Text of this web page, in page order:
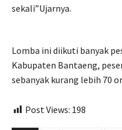
sekali”Ujarnya.
Lomba ini diikuti banyak
Kabupaten Bantaeng,
sebanyak kurang lebih 70
Post Views: 198